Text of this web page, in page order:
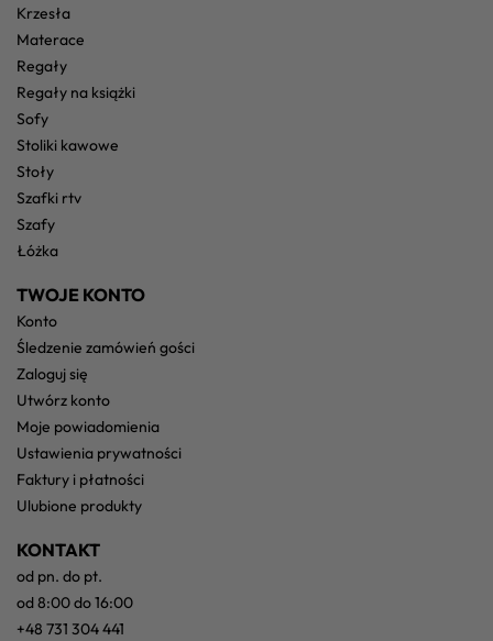
krzesła
materace
regały
regały na książki
sofy
stoliki kawowe
stoły
szafki rtv
szafy
łóżka
TWOJE KONTO
konto
śledzenie zamówień gości
zaloguj się
utwórz konto
moje powiadomienia
ustawienia prywatności
faktury i płatności
ulubione produkty
KONTAKT
od pn. do pt.
od 8:00 do 16:00
+48 731 304 441